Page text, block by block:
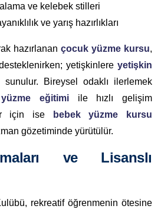
ve kelebek stilleri
ve yarış hazırlıkları
hazırlanan çocuk yüzme kursu,
yetişkinlere yetişkin
sunulur. Bireysel odaklı ilerlemek
eğitimiile hızlı gelişim
için ise
bebek yüzme kursu
gözetiminde yürütülür.
ve Lisanslı
rekreatif öğrenmenin ötesine